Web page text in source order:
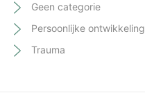
Geen categorie
Persoonlijke ontwikkeling
Trauma